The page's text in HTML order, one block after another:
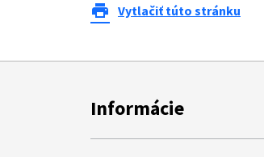
print Vytlačiť túto stránku
Informácie